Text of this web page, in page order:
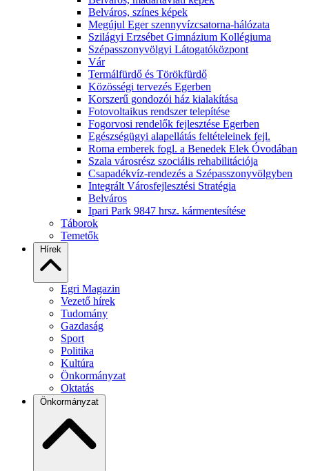
Belváros, színes képek
Megújul Eger szennyvízcsatorna-hálózata
Szilágyi Erzsébet Gimnázium Kollégiuma
Szépasszonyvölgyi Látogatóközpont
Vár
Termálfürdő és Törökfürdő
Közösségi tervezés Egerben
Korszerű gondozói ház kialakítása
Fotovoltaikus rendszer telepítése
Fogorvosi rendelők fejlesztése Egerben
Egészségügyi alapellátás feltételeinek fejl.
Roma emberek fogl. a Benedek Elek Óvodában
Szala városrész szociális rehabilitációja
Csapadékvíz-rendezés a Szépasszonyvölgyben
Integrált Városfejlesztési Stratégia
Belváros
Ipari Park 9847 hrsz. kármentesítése
Táborok
Temetők
Hírek
Egri Magazin
Vezető hírek
Tudomány
Gazdaság
Sport
Politika
Kultúra
Önkormányzat
Oktatás
Önkormányzat